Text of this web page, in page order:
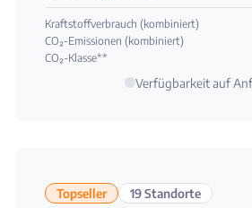
Kraftstoffverbrauch (kombiniert)
CO₂-Emissionen (kombiniert)
CO₂-Klasse**
Verfügbarkeit auf
Topseller 19 Standorte